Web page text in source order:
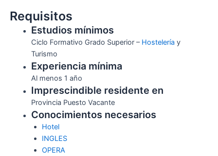
Requisitos
Estudios mínimos
Ciclo Formativo Grado Superior – Hostelería y
Turismo
Experiencia mínima
Al menos 1 año
Imprescindible residente en
Provincia Puesto Vacante
Conocimientos necesarios
Hotel
INGLES
OPERA